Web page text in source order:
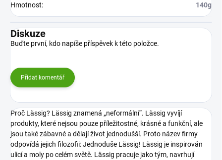
Hmotnost: 140g
Diskuze
Buďte první, kdo napíše příspěvek k této položce.
Přidat komentář
Proč Lässig? Lässig znamená „neformální“. Lässig vyvíjí
produkty, které nejsou pouze příležitostné, krásné a funkční, ale
jsou také zábavné a dělají život jednodušší. Proto název firmy
odpovídá jejich filozofii: Jednoduše Lässig! Lässig je inspirován
ulicí a moly po celém světě. Lässig pracuje jako tým, navrhují